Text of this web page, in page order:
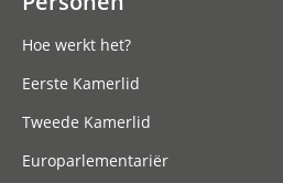
Hoe werkt het?
Eerste Kamerlid
Tweede Kamerlid
Europarlementariër